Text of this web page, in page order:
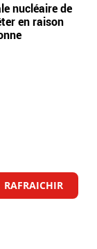
nucléaire de
en raison
RAFRAICHIR